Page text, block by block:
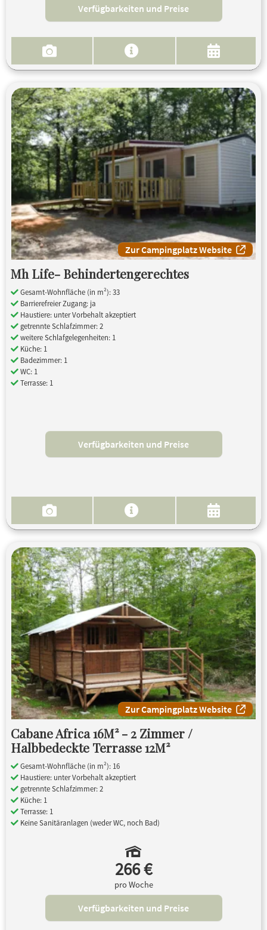
Verfügbarkeiten und Preise
Zur Campingplatz Website
Mh Life- Behindertengerechtes
Gesamt-Wohnfläche (in m²): 33
Barrierefreier Zugang: ja
Haustiere: unter Vorbehalt akzeptiert
getrennte Schlafzimmer: 2
weitere Schlafgelegenheiten: 1
Küche: 1
Badezimmer: 1
WC: 1
Terrasse: 1
Verfügbarkeiten und Preise
Zur Campingplatz Website
Cabane Africa 16M² - 2 Zimmer /
Halbbedeckte Terrasse 12M²
Gesamt-Wohnfläche (in m²): 16
Haustiere: unter Vorbehalt akzeptiert
getrennte Schlafzimmer: 2
Küche: 1
Terrasse: 1
Keine Sanitäranlagen (weder WC, noch Bad)
266 €
pro Woche
Verfügbarkeiten und Preise